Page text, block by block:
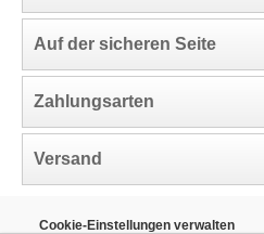
Auf der sicheren Seite
Zahlungsarten
Versand
Cookie-Einstellungen verwalten